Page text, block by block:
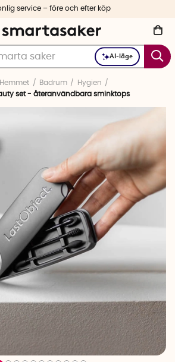
AI-läge
service – före och efter köp
Hemmet Badrum
Hygien
set - återanvändbara sminktops